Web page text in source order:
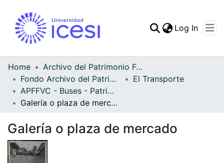
Statistics
Log In
Home
Archivo del Patrimonio Fotográfico y Fílmico del Valle del Cauca
Fondo Archivo del Patrimonio Fotográfico y Fílmico del Valle del Cauca
El Transporte
APFFVC - Buses - Patrimonial
Galería o plaza de mercado
Galería o plaza de mercado